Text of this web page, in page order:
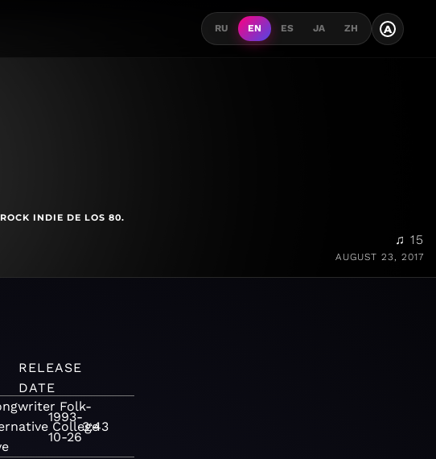
RU EN ES JA ZH A
INDIE DE LOS 80.
♫ 15
AUGUST 23, 2017
RELEASE
DATE
Folk-
College
1993-
10-26
3:43